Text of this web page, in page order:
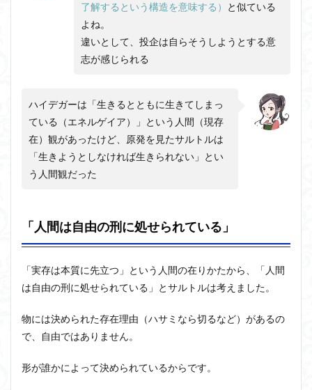
了解するという構造を意味する）
と似ている
よね。
違いとして、投企は自らそうしようとする意
志が感じられる
ハイデガーは「生きるとともに生きてしまっ
ている（エネルゲイア）」という人間（現存
在）観があったけど、原発を見たサルトルは
「生きようとしなければ生きられない」とい
う人間観だった
「人間は自由の刑に処せられている」
「実存は本質に先立つ」という人間の在りかたから、「人間
は自由の刑に処せられている」とサルトルは考えました。
物には決められた存在理由（ハサミなら切るなど）があるの
で、自由ではありません。
形が誰かによって決められているからです。